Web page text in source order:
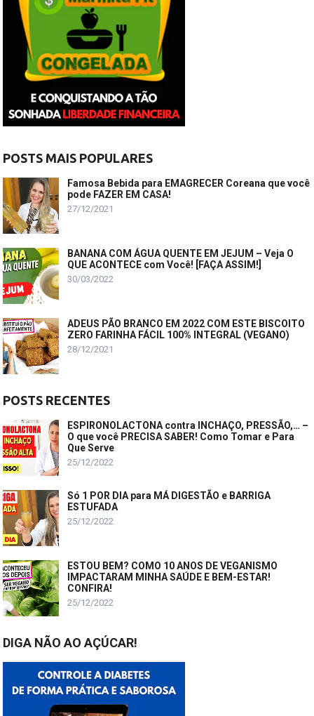
POSTS MAIS POPULARES
Famosa Bebida para EMAGRECER Coreana que você
pode FAZER EM CASA!
27/12/2021
BANANA COM ÁGUA QUENTE EM JEJUM – Veja O
QUE ACONTECE com Você! [FAÇA ASSIM!]
30/03/2022
ADEUS PÃO BRANCO EM 2022 COM ESTE BISCOITO
ZERO FARINHA FÁCIL 100% INTEGRAL (VEGANO)
28/12/2021
POSTS RECENTES
ESPIRONOLACTONA contra INCHAÇO, PRESSÃO,… –
O que você PRECISA SABER! Como Tomar e Para
Que Serve
25/12/2022
Só 1 POR DIA para MÁ DIGESTÃO e BARRIGA
ESTUFADA
25/12/2022
ESTOU BEM? COMO 10 ANOS DE VEGANISMO
IMPACTARAM MINHA SAÚDE E BEM-ESTAR!
CONFIRA!
25/12/2022
DIGA NÃO AO AÇÚCAR!